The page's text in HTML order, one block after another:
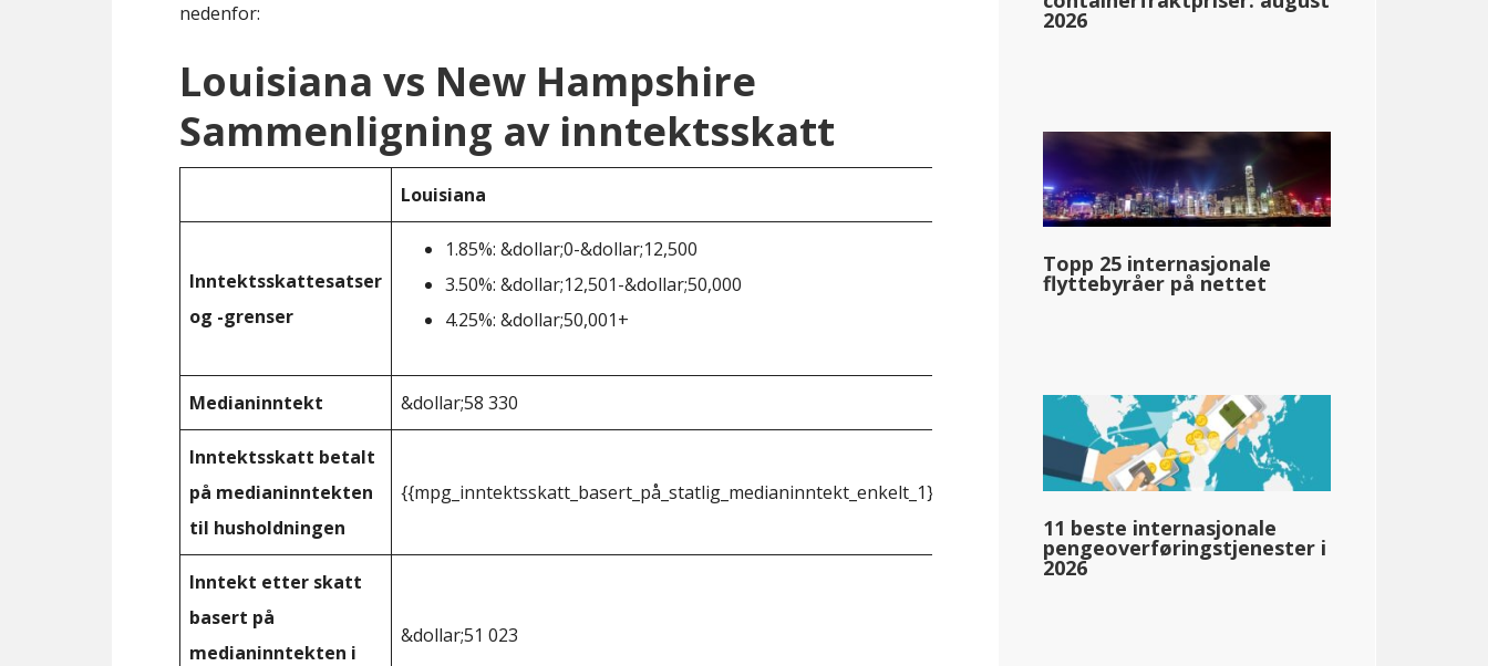
nedenfor:
Louisiana vs New Hampshire
Sammenligning av inntektsskatt
Louisiana New Hampshire
Inntektsskattesatser
og -grenser
1.85%: &dollar;0-&dollar;12,500
3.50%: &dollar;12,501-&dollar;50,000
4.25%: &dollar;50,001+
5% kun på renter og utbytte
Medianinntekt &dollar;58 330 &dollar;84 970
Inntektsskatt betalt
på medianinntekten
til husholdningen
{{mpg_inntektsskatt_basert_på_statlig_medianinntekt_enkelt_1}}
Inntekt etter skatt
basert på
medianinntekten i
&dollar;51 023
2026
Topp 25 internasjonale
flyttebyråer på nettet
11 beste internasjonale
pengeoverføringstjenester i
2026